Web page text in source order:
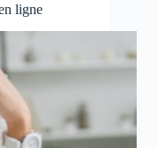
ligne